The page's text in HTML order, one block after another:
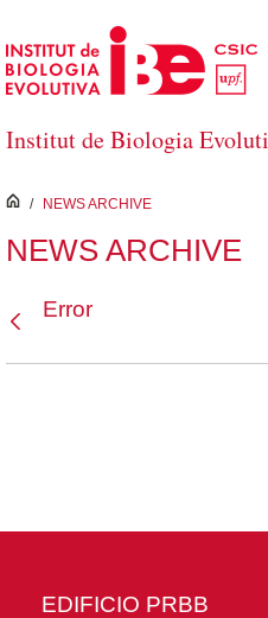
Saltar al contenido principal
Institut de Biologia
inici
/ NEWS ARCHIVE
NEWS ARCHIVE
Error
EDIFICIO PRBB